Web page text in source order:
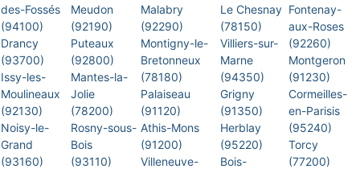
des-Fossés
(94100)
Drancy
(93700)
Issy-les-
Moulineaux
(92130)
Noisy-le-
Grand
(93160)
Meudon
(92190)
Puteaux
(92800)
Mantes-la-
Jolie
(78200)
Rosny-sous-
Bois
(93110)
Malabry
(92290)
Montigny-le-
Bretonneux
(78180)
Palaiseau
(91120)
Athis-Mons
(91200)
Villeneuve-
Le Chesnay
(78150)
Villiers-sur-
Marne
(94350)
Grigny
(91350)
Herblay
(95220)
Bois-
Fontenay-
aux-Roses
(92260)
Montgeron
(91230)
Cormeilles-
en-Parisis
(95240)
Torcy
(77200)